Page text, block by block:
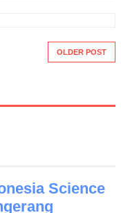
OLDER POST
Science